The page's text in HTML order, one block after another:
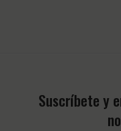
Suscríbete y